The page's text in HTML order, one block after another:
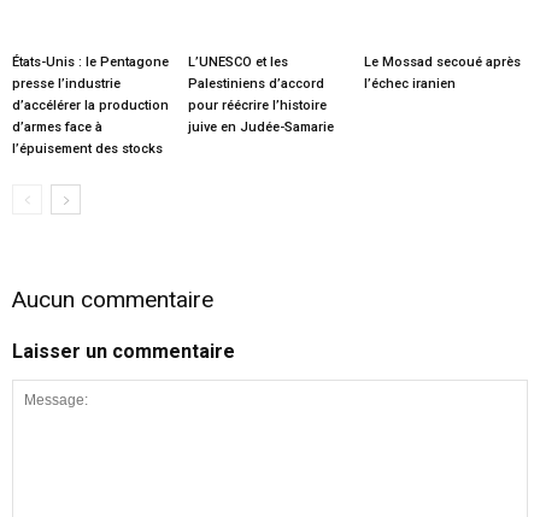
États-Unis : le Pentagone
presse l’industrie
d’accélérer la production
d’armes face à
l’épuisement des stocks
L’UNESCO et les
Palestiniens d’accord
pour réécrire l’histoire
juive en Judée-Samarie
Le Mossad secoué après
l’échec iranien
Aucun commentaire
Laisser un commentaire